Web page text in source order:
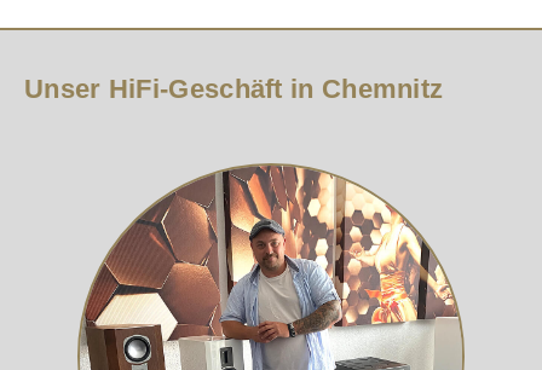
Unser HiFi-Geschäft in Chemnitz